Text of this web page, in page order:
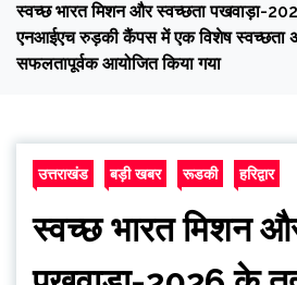
स्वच्छ भारत मिशन और स्वच्छता पखवाड़ा-
एनआईएच रुड़की कैंपस में एक विशेष स्वच्छता
सफलतापूर्वक आयोजित किया गया
उत्तराखंड बड़ी खबर रूडकी हरिद्वार
स्वच्छ भारत मिशन